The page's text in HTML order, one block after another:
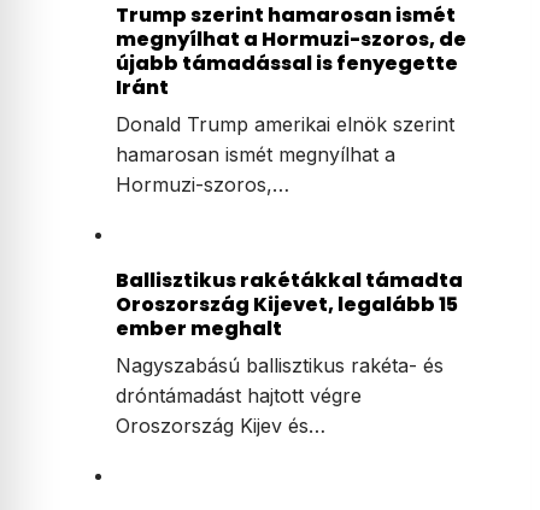
Trump szerint hamarosan ismét
megnyílhat a Hormuzi-szoros, de
újabb támadással is fenyegette
Iránt
Donald Trump amerikai elnök szerint
hamarosan ismét megnyílhat a
Hormuzi-szoros,…
Ballisztikus rakétákkal támadta
Oroszország Kijevet, legalább 15
ember meghalt
Nagyszabású ballisztikus rakéta- és
dróntámadást hajtott végre
Oroszország Kijev és…